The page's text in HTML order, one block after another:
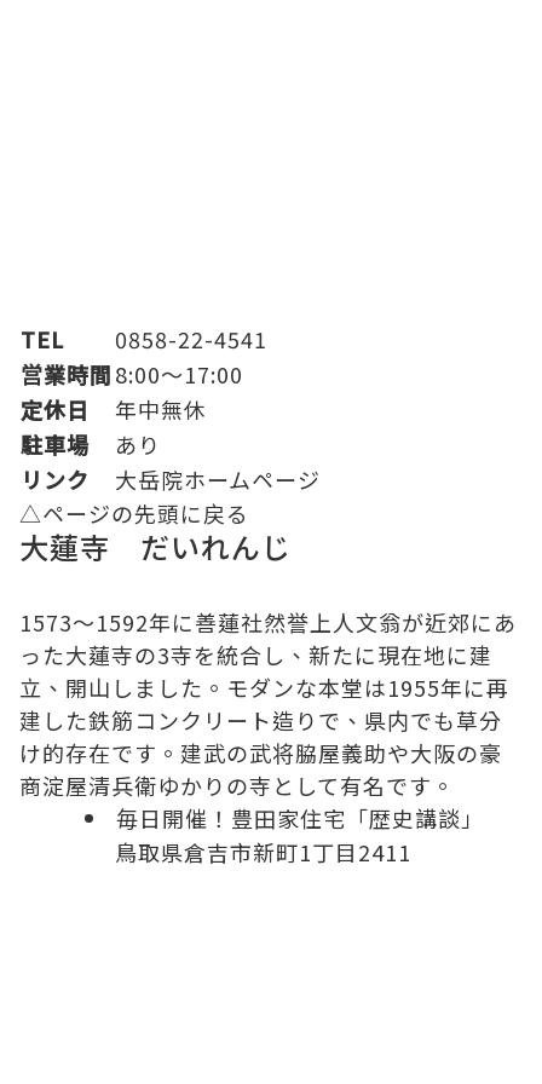
TEL
0858-22-4541
営業時間8:00～17:00
定休日
年中無休
駐車場
あり
リンク
大岳院ホームページ
△ページの先頭に戻る
大蓮寺 だいれんじ
1573～1592年に善蓮社然誉上人文翁が近郊にあ
った大蓮寺の3寺を統合し、新たに現在地に建
立、開山しました。モダンな本堂は1955年に再
建した鉄筋コンクリート造りで、県内でも草分
け的存在です。建武の武将脇屋義助や大阪の豪
商淀屋清兵衛ゆかりの寺として有名です。
毎日開催！豊田家住宅「歴史講談」
鳥取県倉吉市新町1丁目2411